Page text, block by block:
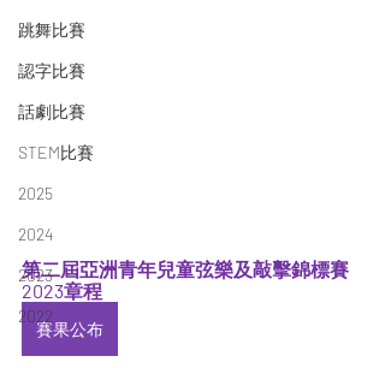
跳舞比賽
認字比賽
話劇比賽
STEM比賽
2025
2024
2023
2022
第二屆亞洲青年兒童弦樂及敲擊錦標賽
2023章程
賽果公布